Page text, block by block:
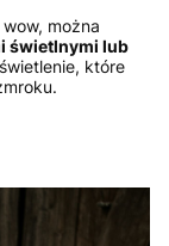
można
świetlnymi lub
które